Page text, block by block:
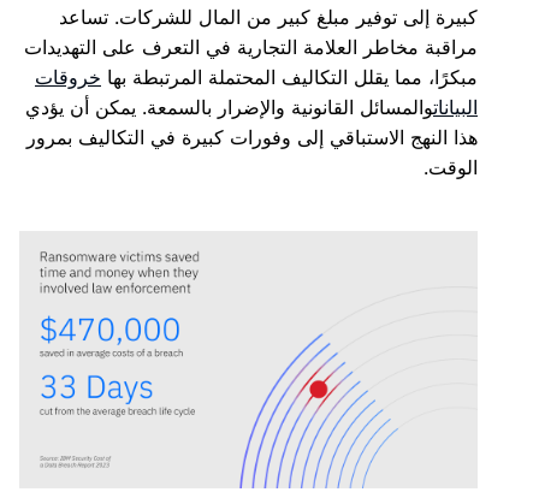
كبيرة إلى توفير مبلغ كبير من المال للشركات. تساعد
مراقبة مخاطر العلامة التجارية في التعرف على التهديدات
مبكرًا، مما يقلل التكاليف المحتملة المرتبطة بها خروقات
البياناتوالمسائل القانونية والإضرار بالسمعة. يمكن أن يؤدي
هذا النهج الاستباقي إلى وفورات كبيرة في التكاليف بمرور
الوقت.